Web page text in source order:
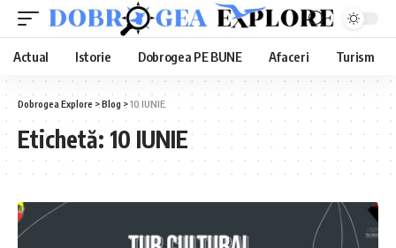
Actual Istorie Dobrogea PE BUNE Afaceri Turism
Dobrogea Explore >Blog >10 IUNIE
Etichetă: 10 IUNIE